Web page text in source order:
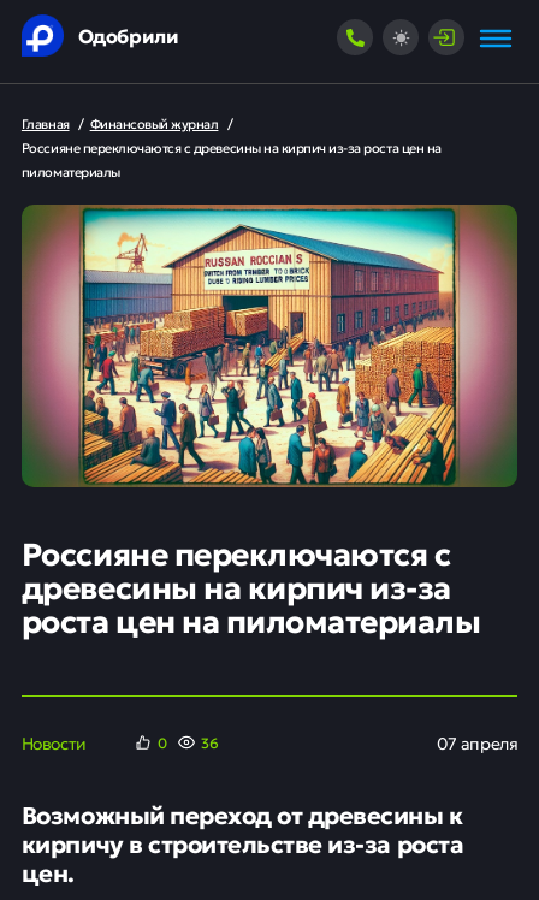
Одобрили
Главная / Финансовый журнал /
Россияне переключаются с древесины на кирпич из-за роста цен на
пиломатериалы
Россияне переключаются с
древесины на кирпич из-за
роста цен на пиломатериалы
Новости 0 36 07 апреля
Возможный переход от древесины к
кирпичу в строительстве из-за роста
цен.